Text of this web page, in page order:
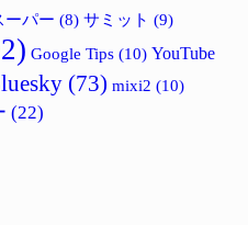
ーパー (8) サミット (9)
Google Tips (10) YouTube
(73) mixi2 (10)
(22)